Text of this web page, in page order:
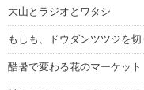
大山とラジオとワタシ
もしも、ドウダンツツジを
酷暑で変わる花のマーケッ